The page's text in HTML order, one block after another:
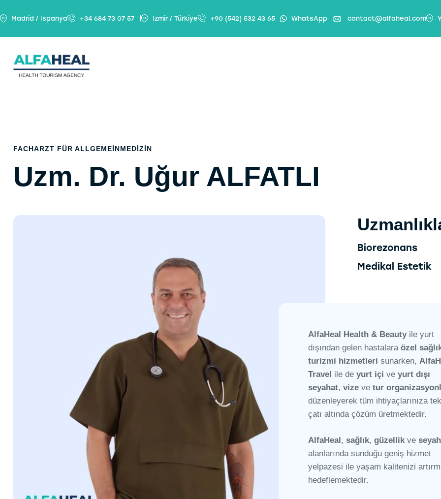
Madrid / İspanya +34 684 73 07 57 | İzmir / Türkiye +90 (542) 532 43 65 WhatsApp contact@alfaheal.com
FACHARZT FÜR ALLGEMEINMEDIZIN
Uzm. Dr. Uğur ALFATLI
Biorezonans
Medikal Estetik
AlfaHeal Health & Beautyile yurt
dışından gelen hastalara özel
turizmi hizmetleri sunarken,
Travel ile de yurt içi ve yurt dışı
seyahat, vizeve tur
düzenleyerek tüm ihtiyaçlarınıza
çatı altında çözüm üretmektedir.
AlfaHeal , sağlık, güzellikve
alanlarında sunduğu geniş hizmet
yelpazesi ile yaşam kalitenizi
hedeflemektedir.